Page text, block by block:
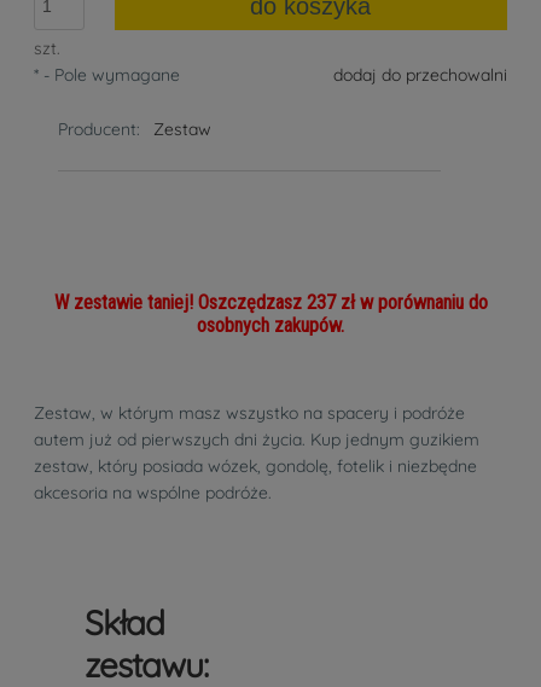
szt.
do koszyka
dodaj do przechowalni
* - Pole wymagane
Producent: Zestaw
W zestawie taniej! Oszczędzasz 237 zł w porównaniu do
osobnych zakupów.
Zestaw, w którym masz wszystko na spacery i podróże
autem już od pierwszych dni życia. Kup jednym guzikiem
zestaw, który posiada wózek, gondolę, fotelik i niezbędne
akcesoria na wspólne podróże.
Skład
zestawu: